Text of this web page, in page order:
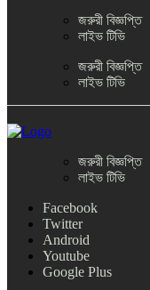
জরুরী বিজ্ঞপ্তি
লাইভ টিভি
জরুরী বিজ্ঞপ্তি
লাইভ টিভি
জরুরী বিজ্ঞপ্তি
লাইভ টিভি
Facebook
Twitter
Android
Youtube
Google Plus